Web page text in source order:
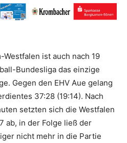
Westfalen ist auch nach 19
Bundesliga das einzige
Gegen den EHV Aue gelang
37:28 (19:14). Nach
setzten sich die Westfalen
ab, in der Folge ließ der
nicht mehr in die Partie